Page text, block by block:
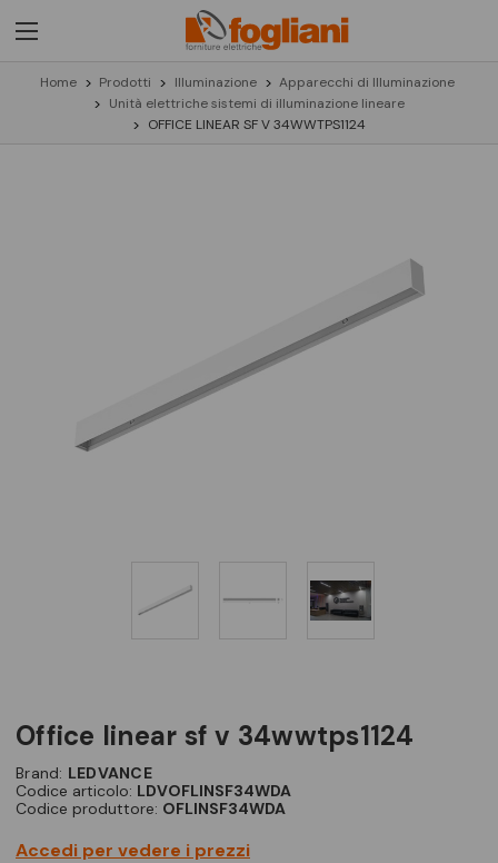
Home Prodotti Illuminazione
Apparecchi di Illuminazione
Unità elettriche sistemi di illuminazione lineare
OFFICE LINEAR SF V 34WWTPS1124
office linear sf v 34wwtps1124
Brand: LEDVANCE
Codice articolo: LDVOFLINSF34WDA
Codice produttore: OFLINSF34WDA
Accedi per vedere i prezzi